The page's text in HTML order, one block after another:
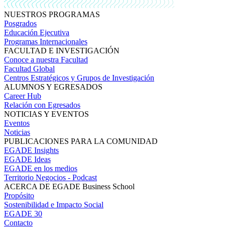
NUESTROS PROGRAMAS
Posgrados
Educación Ejecutiva
Programas Internacionales
FACULTAD E INVESTIGACIÓN
Conoce a nuestra Facultad
Facultad Global
Centros Estratégicos y Grupos de Investigación
ALUMNOS Y EGRESADOS
Career Hub
Relación con Egresados
NOTICIAS Y EVENTOS
Eventos
Noticias
PUBLICACIONES PARA LA COMUNIDAD
EGADE Insights
EGADE Ideas
EGADE en los medios
Territorio Negocios - Podcast
ACERCA DE EGADE Business School
Propósito
Sostenibilidad e Impacto Social
EGADE 30
Contacto